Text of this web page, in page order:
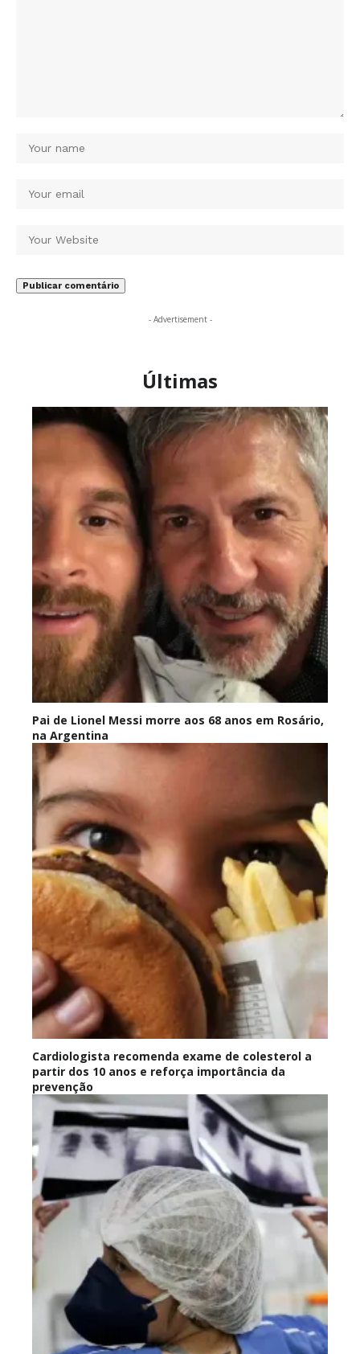
- Advertisement -
Últimas
Pai de Lionel Messi morre aos 68 anos em Rosário,
na Argentina
Cardiologista recomenda exame de colesterol a
partir dos 10 anos e reforça importância da
prevenção